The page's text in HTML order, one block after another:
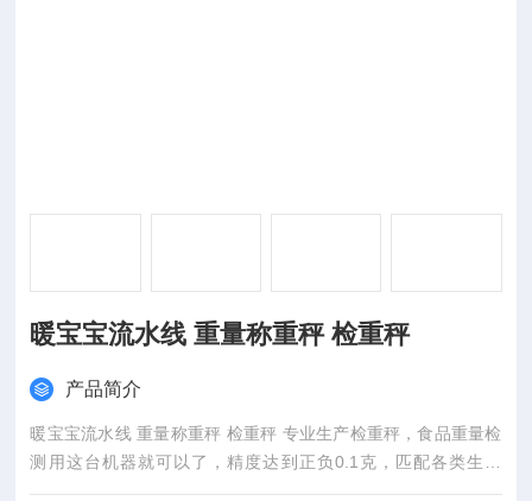
暖宝宝流水线 重量称重秤 检重秤
产品简介
暖宝宝流水线 重量称重秤 检重秤 专业生产检重秤，食品重量检
测用这台机器就可以了，精度达到正负0.1克，匹配各类生产
线，量程600g适用范围广，速度200包兼容市面95%包装速度。